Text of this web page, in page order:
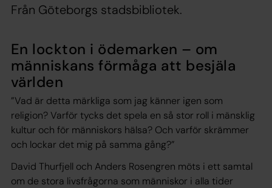
Från Göteborgs stadsbibliotek.
En lockton i ödemarken – om
människans förmåga att besjäla
världen
”Vad är detta märkliga som jag känner igen som
religion? Varför tycks det spela en så stor roll i mänsklig
kultur och för människors hälsa? Och varför skrämmer
och lockar det mig på samma gång?”
David Thurfjell och Anders Rosengren möts i ett samtal
om de stora livsfrågorna som människor i alla tider